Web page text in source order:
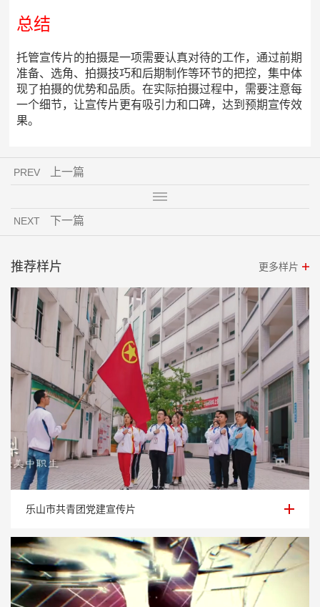
总结
托管宣传片的拍摄是一项需要认真对待的工作，通过前期
准备、选角、拍摄技巧和后期制作等环节的把控，集中体
现了拍摄的优势和品质。在实际拍摄过程中，需要注意每
一个细节，让宣传片更有吸引力和口碑，达到预期宣传效
果。
PREV 上一篇
NEXT 下一篇
推荐样片 更多样片
乐山市共青团党建宣传片
乐山市共青团党建宣传片